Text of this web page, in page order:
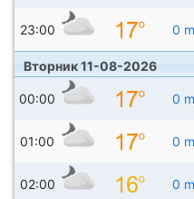
23:00 0
Вторник 11-08-2026
00:00 0
01:00 0
02:00 0